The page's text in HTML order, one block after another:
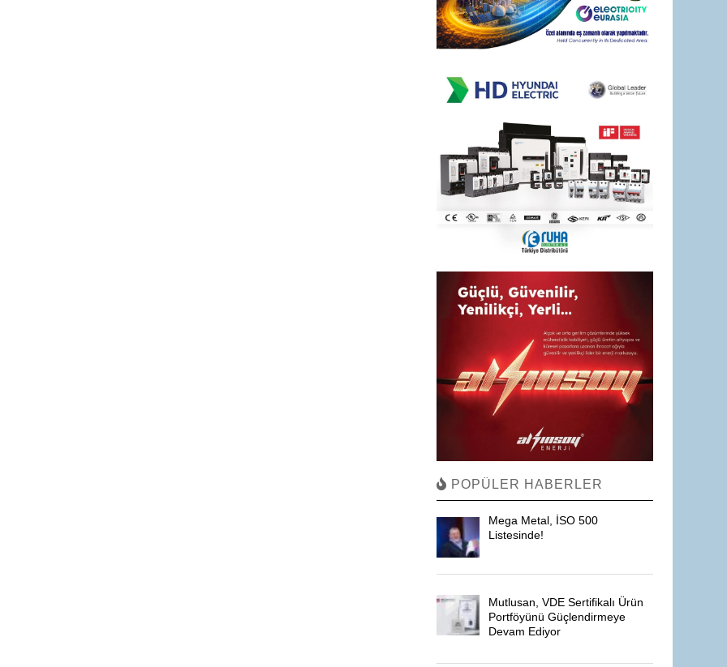
POPÜLER HABERLER
Mega Metal, İSO 500
Listesinde!
Mutlusan, VDE Sertifikalı Ürün
Portföyünü Güçlendirmeye
Devam Ediyor